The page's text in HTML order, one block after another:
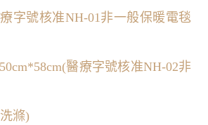
字號核准NH-01非一般保暖電毯
醫療字號核准NH-02非
滌)